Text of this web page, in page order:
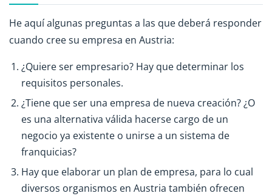
He aquí algunas preguntas a las que deberá responder
cuando cree su empresa en Austria:
¿Quiere ser empresario? Hay que determinar los
requisitos personales.
¿Tiene que ser una empresa de nueva creación? ¿O
es una alternativa válida hacerse cargo de un
negocio ya existente o unirse a un sistema de
franquicias?
Hay que elaborar un plan de empresa, para lo cual
diversos organismos en Austria también ofrecen